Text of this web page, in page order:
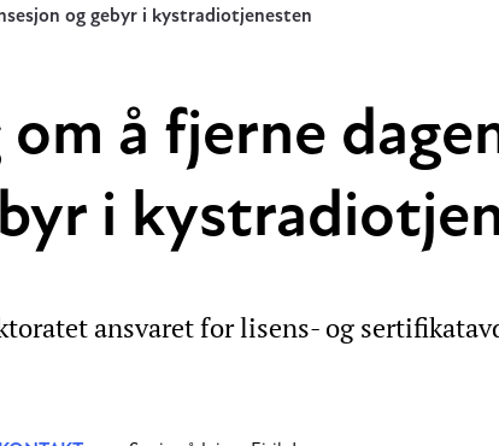
og gebyr i kystradiotjenesten
å fjerne
i
ansvaret for lisens- og